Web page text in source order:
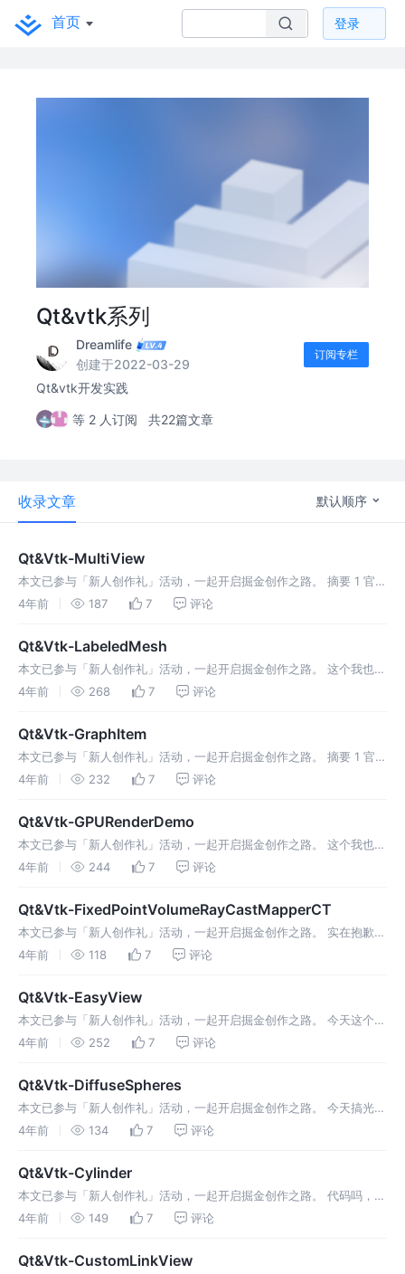
首页 登录
Qt&vtk系列
Dreamlife
创建于2022-03-29
订阅专栏
Qt&vtk开发实践
等 2 人订阅 共22篇文章
收录文章 默认顺序
Qt&Vtk-MultiView
本文已参与「新人创作礼」活动，一起开启掘金创作之路。 摘要 1 官方
示例展示2 代码搬运2.1 multiview.h2.2 multiview.cpp3 运行效果★
4年前 187 7 评论
Qt&Vtk-LabeledMesh
本文已参与「新人创作礼」活动，一起开启掘金创作之路。 这个我也不
知道是啥东西。 1 官方示例展示2 代码搬运2.1 labeledmesh.h2.2
4年前 268 7 评论
Qt&Vtk-GraphItem
本文已参与「新人创作礼」活动，一起开启掘金创作之路。 摘要 1 官方
示例展示2 代码搬运2.1 graphitem.h2.2 graphitem.cpp2.3
4年前 232 7 评论
Qt&Vtk-GPURenderDemo
本文已参与「新人创作礼」活动，一起开启掘金创作之路。 这个我也不
知道是啥呀，接着还是先占位更新吧。 1 官方示例展示2 官方源代码★
4年前 244 7 评论
Qt&Vtk-FixedPointVolumeRayCastMapperCT
本文已参与「新人创作礼」活动，一起开启掘金创作之路。 实在抱歉，
今天这个我也还是不知道干啥的，目前还没有用到相关内容，只能先暂
4年前 118 7 评论
Qt&Vtk-EasyView
本文已参与「新人创作礼」活动，一起开启掘金创作之路。 今天这个还
是搞不懂，接着更新官方源代码。 1 官方示例展示2 官方源代码2.1
4年前 252 7 评论
Qt&Vtk-DiffuseSpheres
本文已参与「新人创作礼」活动，一起开启掘金创作之路。 今天搞光
照，漫反射。 1 官方示例展示2 代码搬运2.1 diffuseSphere.h2.2
4年前 134 7 评论
Qt&Vtk-Cylinder
本文已参与「新人创作礼」活动，一起开启掘金创作之路。 代码吗，能
跑就不要动，能抄就不要自己造，所以今天接着更新代码，搞一个小柱
4年前 149 7 评论
Qt&Vtk-CustomLinkView